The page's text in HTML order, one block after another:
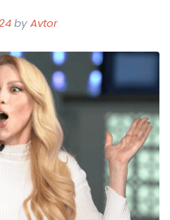
byAvtor